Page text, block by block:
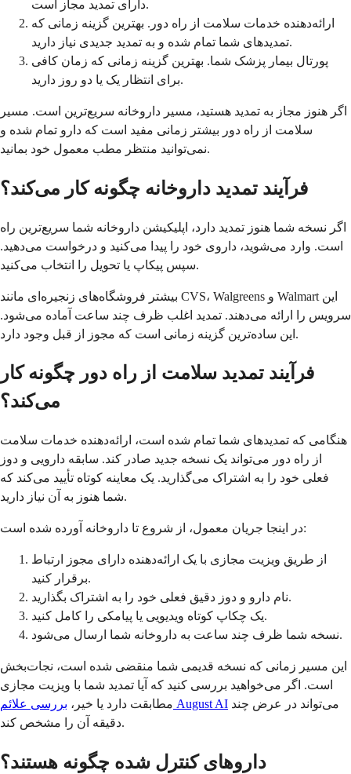
دارای تمدید مجاز است.
ارائه‌دهنده خدمات سلامت از راه دور. بهترین گزینه زمانی که
تمدیدهای شما تمام شده و به تمدید جدیدی نیاز دارید.
پورتال بیمار پزشک شما. بهترین گزینه زمانی که زمان کافی
برای انتظار یک یا دو روز دارید.
اگر هنوز مجاز به تمدید هستید، مسیر داروخانه سریع‌ترین است. مسیر
سلامت از راه دور بیشتر زمانی مفید است که دارو تمام شده و
نمی‌توانید منتظر مطب معمول خود بمانید.
فرآیند تمدید داروخانه چگونه کار می‌کند؟
اگر نسخه شما هنوز تمدید دارد، اپلیکیشن داروخانه شما سریع‌ترین راه
است. وارد می‌شوید، داروی خود را پیدا می‌کنید و درخواست می‌دهید.
سپس پیکاپ یا تحویل را انتخاب می‌کنید.
بیشتر فروشگاه‌های زنجیره‌ای مانند CVS، Walgreens و Walmart این
سرویس را ارائه می‌دهند. تمدید اغلب ظرف چند ساعت آماده می‌شود.
این ساده‌ترین گزینه زمانی است که مجوز از قبل وجود دارد.
فرآیند تمدید سلامت از راه دور چگونه کار
می‌کند؟
هنگامی که تمدیدهای شما تمام شده است، ارائه‌دهنده خدمات سلامت
از راه دور می‌تواند یک نسخه جدید صادر کند. سابقه دارویی و دوز
فعلی خود را به اشتراک می‌گذارید. یک معاینه کوتاه تأیید می‌کند که
شما هنوز به آن نیاز دارید.
در اینجا جریان معمول، از شروع تا داروخانه آورده شده است:
از طریق ویزیت مجازی با یک ارائه‌دهنده دارای مجوز ارتباط
برقرار کنید.
نام دارو و دوز دقیق فعلی خود را به اشتراک بگذارید.
یک چکاپ کوتاه ویدیویی یا پیامکی را کامل کنید.
نسخه شما ظرف چند ساعت به داروخانه شما ارسال می‌شود.
این مسیر زمانی که نسخه قدیمی شما منقضی شده است، نجات‌بخش
است. اگر می‌خواهید بررسی کنید که آیا تمدید شما با ویزیت مجازی
مطابقت دارد یا خیر، بررسی علائم August AI
دقیقه آن را مشخص کند.
داروهای کنترل شده چگونه هستند؟